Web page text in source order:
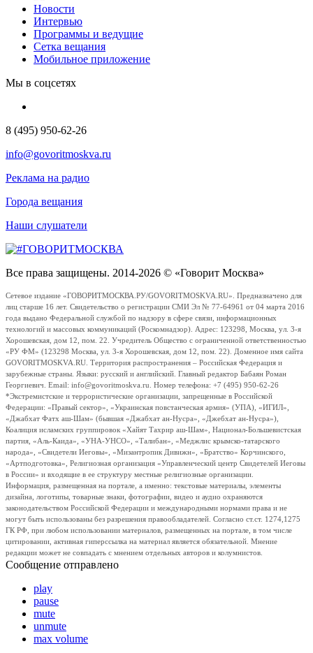
Новости
Интервью
Программы и ведущие
Сетка вещания
Мобильное приложение
Мы в соцсетях
8 (495) 950-62-26
info@govoritmoskva.ru
Реклама на радио
Города вещания
Наши слушатели
Все права защищены. 2014-2026 © «Говорит Москва»
Сетевое издание «ГОВОРИТМОСКВА.РУ/GOVORITMOSKVA.RU». Предназначено для
лиц старше 16 лет. Свидетельство о регистрации СМИ Эл № 77-64961 от 04 марта 2016
года выдано Федеральной службой по надзору в сфере связи, информационных
технологий и массовых коммуникаций (Роскомнадзор). Адрес: 123298, Москва, ул. 3-я
Хорошевская, дом 12, пом. 22. Учредитель Общество с ограниченной ответственностью
«РУ ФМ» (123298 Москва, ул. 3-я Хорошевская, дом 12, пом. 22). Доменное имя сайта
GOVORITMOSKVA.RU. Территория распространения – Российская Федерация и
зарубежные страны. Языки: русский и английский. Главный редактор Бабаян Роман
Георгиевич. Email: info@govoritmoskva.ru. Номер телефона: +7 (495) 950-62-26
*Экстремистские и террористические организации, запрещенные в Российской
Федерации: «Правый сектор», «Украинская повстанческая армия» (УПА), «ИГИЛ»,
«Джабхат Фатх аш-Шам» (бывшая «Джабхат ан-Нусра», «Джебхат ан-Нусра»),
Коалиция исламских группировок «Хайят Тахрир аш-Шам», Национал-Большевистская
партия, «Аль-Каида», «УНА-УНСО», «Талибан», «Меджлис крымско-татарского
народа», «Свидетели Иеговы», «Мизантропик Дивижн», «Братство» Корчинского,
«Артподготовка», Религиозная организация «Управленческий центр Свидетелей Иеговы
в России» и входящие в ее структуру местные религиозные организации.
Информация, размещенная на портале, а именно: текстовые материалы, элементы
дизайна, логотипы, товарные знаки, фотографии, видео и аудио охраняются
законодательством Российской Федерации и международными нормами права и не
могут быть использованы без разрешения правообладателей. Согласно ст.ст. 1274,1275
ГК РФ, при любом использовании материалов, размещенных на портале, в том числе
цитировании, активная гиперссылка на материал является обязательной. Мнение
редакции может не совпадать с мнением отдельных авторов и колумнистов.
Сообщение отправлено
play
pause
mute
unmute
max volume